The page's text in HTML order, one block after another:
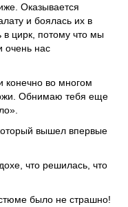
Оказывается
и боялась их в
в цирк, потому что мы
очень нас
конечно во многом
Обнимаю тебя еще
вышел впервые
что решилась, что
было не страшно!